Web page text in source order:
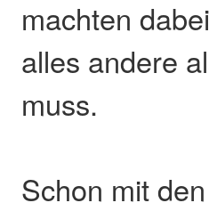
machten
alles andere
muss.
Schon mit